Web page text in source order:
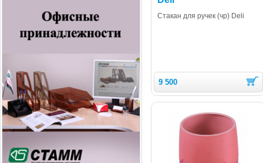
Стакан для ручек (чр) Deli
9 500